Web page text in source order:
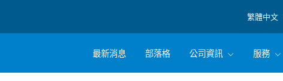
繁體中文
English
日本語
最新消息 部落格 公司資訊 服務